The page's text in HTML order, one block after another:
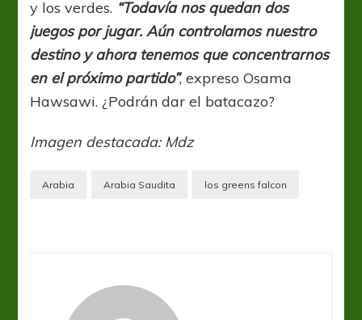
y los verdes. “Todavía nos quedan dos
juegos por jugar. Aún controlamos nuestro
destino y ahora tenemos que concentrarnos
en el próximo partido”, expreso Osama
Hawsawi. ¿Podrán dar el batacazo?
Imagen destacada: Mdz
Arabia Arabia Saudita los greens falcon